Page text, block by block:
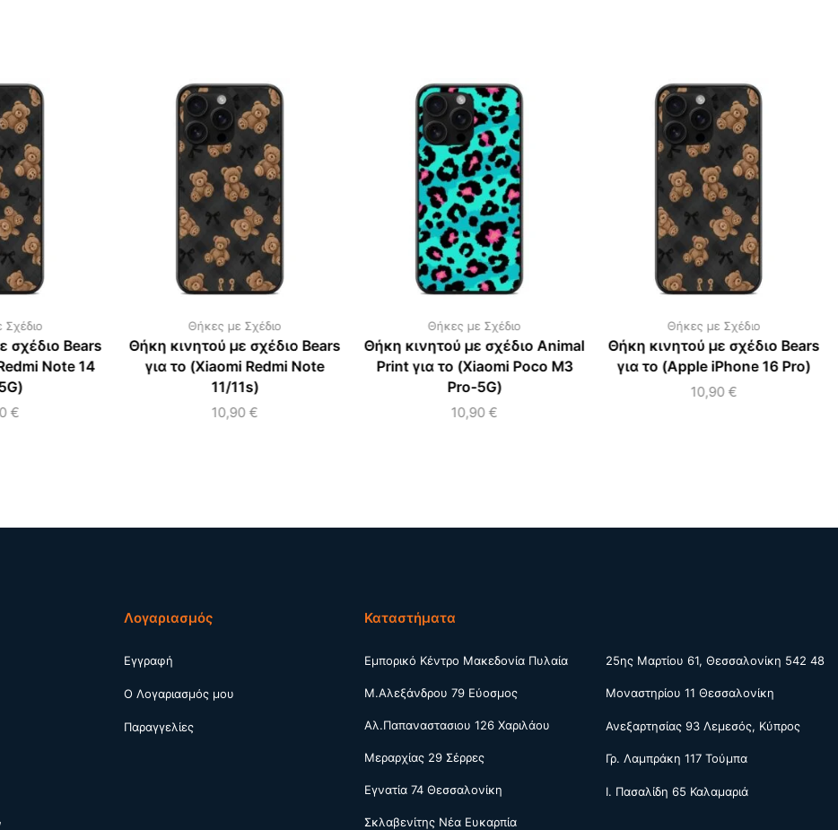
σχέδιο Bears
Note 14
€
Θήκες με Σχέδιο
Θήκη κινητού με σχέδιο Bears
για το (Xiaomi Redmi Note
11/11s)
10,90 €
Θήκες με Σχέδιο
Θήκη κινητού με σχέδιο Animal
Print για το (Xiaomi Poco M3
Pro-5G)
10,90 €
Θήκες με Σχέδιο
Θήκη κινητού με σχέδιο Bears
για το (Apple iPhone 16 Pro)
10,90 €
Λογαριασμός
Εγγραφή
Ο Λογαριασμός μου
Παραγγελίες
Καταστήματα
Εμπορικό Κέντρο Μακεδονία Πυλαία
Μ.Αλεξάνδρου 79 Εύοσμος
Αλ.Παπαναστασιου 126 Χαριλάου
Μεραρχίας 29 Σέρρες
Εγνατία 74 Θεσσαλονίκη
Σκλαβενίτης Νέα Ευκαρπία
25ης Μαρτίου 61, Θεσσαλονίκη 542 48
Μοναστηρίου 11 Θεσσαλονίκη
Ανεξαρτησίας 93 Λεμεσός, Κύπρος
Γρ. Λαμπράκη 117 Τούμπα
Ι. Πασαλίδη 65 Καλαμαριά